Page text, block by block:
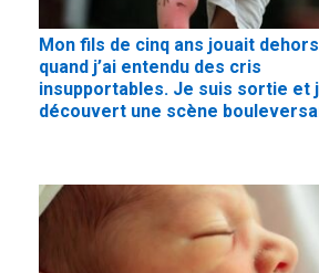
Mon fils de cinq ans jouait dehors
quand j’ai entendu des cris
insupportables. Je suis sortie et
découvert une scène